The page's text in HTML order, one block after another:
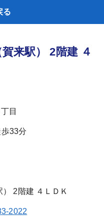
る
来駅） 2階建 ４
目
歩33分
2022